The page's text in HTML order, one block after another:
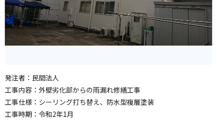
発注者：民間法人
工事内容：外壁劣化部からの雨漏れ修繕工事
工事仕様：シーリング打ち替え、防水型複層塗装
工事時期：令和2年1月